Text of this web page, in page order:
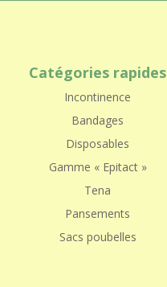
Catégories rapides
Incontinence
Bandages
Disposables
Gamme « Epitact »
Tena
Pansements
Sacs poubelles